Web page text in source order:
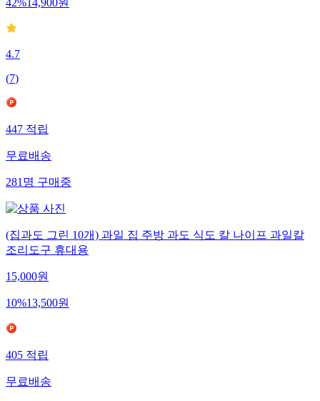
42%14,900원
4.7
(7)
447적립
무료배송
281명구매중
(집과도 그린 10개) 과일 집 주방 과도 식도 칼 나이프 과일칼
조리도구 휴대용
15,000원
10%13,500원
405적립
무료배송